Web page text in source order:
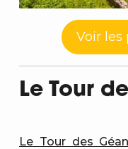
Voir les
Le Tour
Le Tour des